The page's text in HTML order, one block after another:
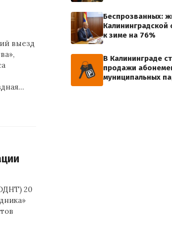
выезд
20
Беспрозванных:
Калининградской
к зиме на 76%
В Калининграде
продажи
муниципальных